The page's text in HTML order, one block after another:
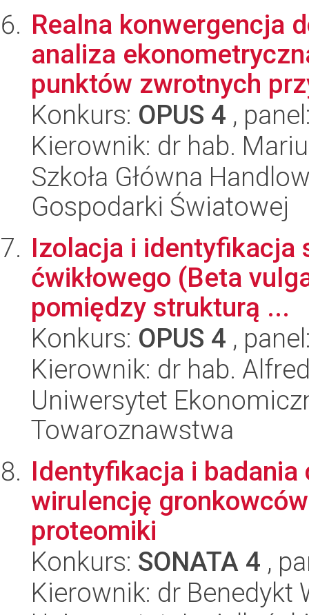
Realna konwergencja
analiza
punktów zwrotnych
Konkurs: OPUS 4 ,
Kierownik: dr hab.
Szkoła Główna
Gospodarki Światowej
Izolacja i identyfikacja
ćwikłowego (Beta
pomiędzy strukturą ...
Konkurs: OPUS 4 ,
Kierownik: dr hab.
Uniwersytet
Towaroznawstwa
Identyfikacja i badania
wirulencję
proteomiki
Konkurs: SONATA 4 ,
Kierownik: dr Benedykt